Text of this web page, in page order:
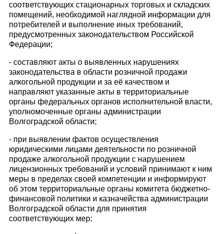
соответствующих стационарных торговых и складских
помещений, необходимой наглядной информации для
потребителей и выполнение иных требований,
предусмотренных законодательством Российской
Федерации;
- составляют акты о выявленных нарушениях
законодательства в области розничной продажи
алкогольной продукции и за её каче­ством и
направляют указанные акты в территориальные
органы федеральных органов исполнительной власти,
уполномоченные органы администрации
Волгоградской области;
- при выявлении фактов осуществления
юридическими лицами дея­тельности по розничной
продаже алкогольной продукции с нару­шением
лицензионных требований и условий принимают к ним
меры в пределах своей компетенции и информируют
об этом тер­риториальные органы комитета бюджетно-
финансовой политики и казначейства администрации
Волгоградской области для принятия
соответствующих мер;